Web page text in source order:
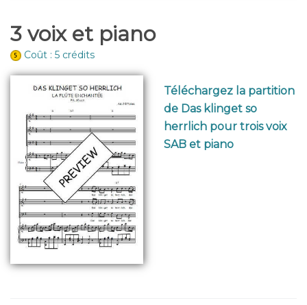
3 voix et piano
Coût : 5 crédits
Téléchargez la partition
de Das klinget so
herrlich pour trois voix
SAB et piano